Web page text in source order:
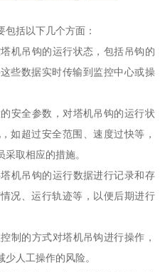
括以下几个方面：
机吊钩的运行状态，包括吊钩的
些数据实时传输到监控中心或操
安全参数，对塔机吊钩的运行状
如超过安全范围、速度过快等，
取相应的措施。
机吊钩的运行数据进行记录和存
况、运行轨迹等，以便后期进行
制的方式对塔机吊钩进行操作，
人工操作的风险。